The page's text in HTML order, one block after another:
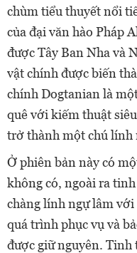
chùm tiểu thuyết nổi
của đại văn hào Pháp
được Tây Ban Nha và
vật chính được biến
chính Dogtanian là
quê với kiếm thuật
trở thành một chú lính
Ở phiên bản này có
không có, ngoài ra
chàng lính ngự lâm
quá trình phục vụ và
được giữ nguyên.